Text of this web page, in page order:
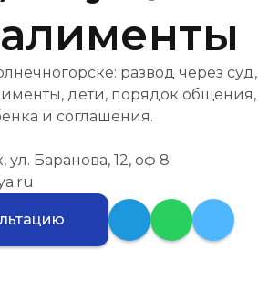
развод через суд,
дети, порядок общения,
и соглашения.
ул. Баранова, 12, оф 8